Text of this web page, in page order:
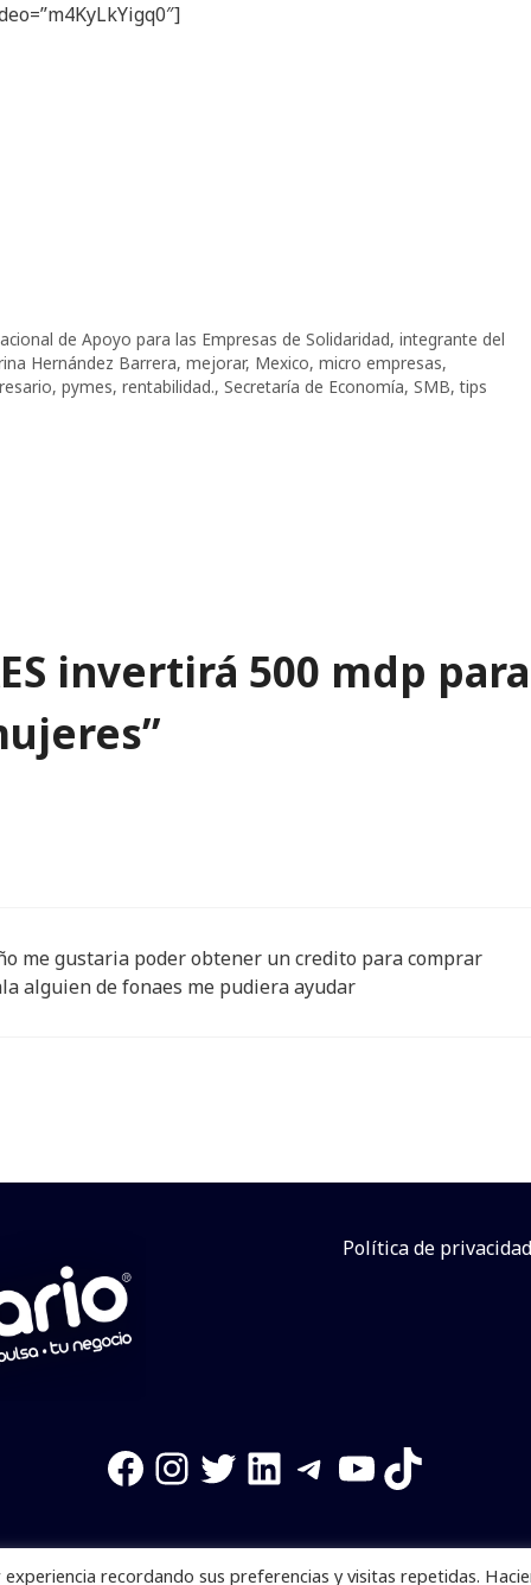
de Apoyo para las Empresas de Solidaridad, integrante del
Hernández Barrera, mejorar, Mexico, micro empresas,
, pymes, rentabilidad., Secretaría de Economía, SMB,tips
invertirá 500 mdp para
me gustaria poder obtener un credito para comprar
alguien de fonaes me pudiera ayudar
Política de privacidad
Facebook
Instagram
Twitter
LinkedIn
Telegram
YouTube
TikTok
reservados. Se prohibe el uso de la información
recordando sus preferencias y visitas repetidas.